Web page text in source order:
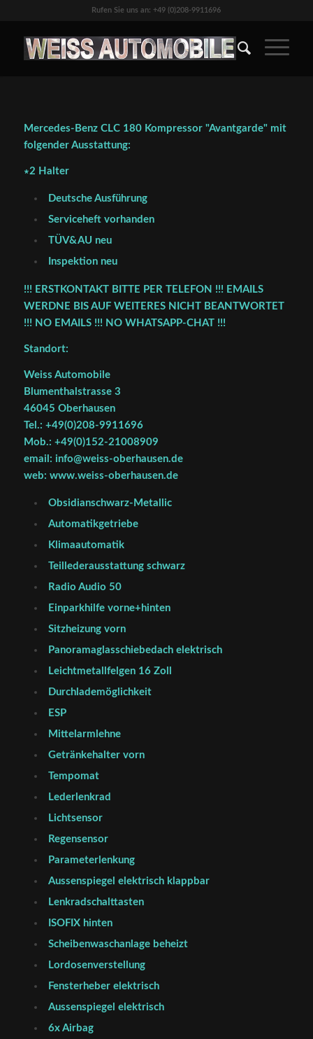
Rufen Sie uns an: +49 (0)208-9911696
Mercedes-Benz CLC 180 Kompressor "Avantgarde" mit
folgender Ausstattung:
∗2 Halter
Deutsche Ausführung
Serviceheft vorhanden
TÜV&AU neu
Inspektion neu
!!! ERSTKONTAKT BITTE PER TELEFON !!! EMAILS
WERDNE BIS AUF WEITERES NICHT BEANTWORTET
!!! NO EMAILS !!! NO WHATSAPP-CHAT !!!
Standort:
Weiss Automobile
Blumenthalstrasse 3
46045 Oberhausen
Tel.: +49(0)208-9911696
Mob.: +49(0)152-21008909
email: info@weiss-oberhausen.de
web: www.weiss-oberhausen.de
Obsidianschwarz-Metallic
Automatikgetriebe
Klimaautomatik
Teillederausstattung schwarz
Radio Audio 50
Einparkhilfe vorne+hinten
Sitzheizung vorn
Panoramaglasschiebedach elektrisch
Leichtmetallfelgen 16 Zoll
Durchlademöglichkeit
ESP
Mittelarmlehne
Getränkehalter vorn
Tempomat
Lederlenkrad
Lichtsensor
Regensensor
Parameterlenkung
Aussenspiegel elektrisch klappbar
Lenkradschalttasten
ISOFIX hinten
Scheibenwaschanlage beheizt
Lordosenverstellung
Fensterheber elektrisch
Aussenspiegel elektrisch
6x Airbag